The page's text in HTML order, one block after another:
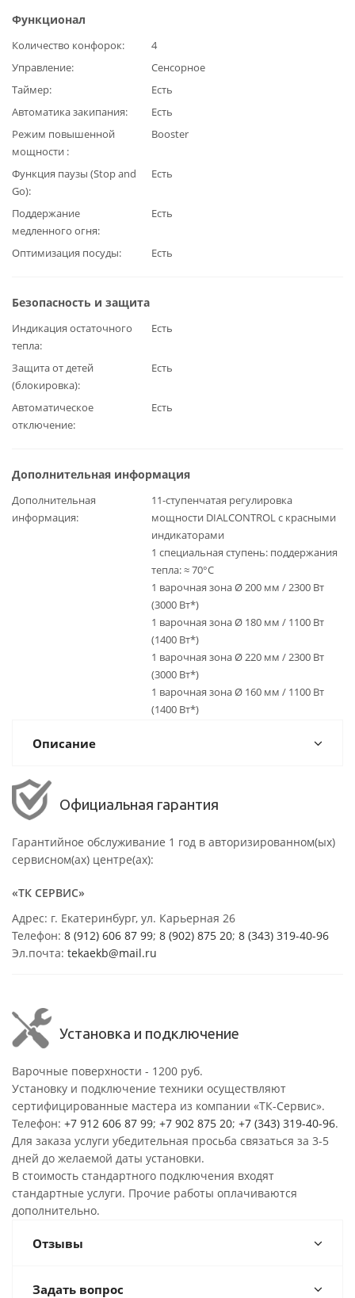
Функционал
Количество конфорок
4
Управление
Сенсорное
Таймер
Есть
Автоматика закипания
Есть
Режим повышенной
мощности
Booster
Функция паузы (Stop and
Go)
Есть
Поддержание
медленного огня
Есть
Оптимизация посуды Есть
Безопасность и защита
Индикация остаточного
тепла
Есть
Защита от детей
(блокировка)
Есть
Автоматическое
отключение
Есть
Дополнительная информация
Дополнительная
информация
11-ступенчатая регулировка
мощности DIALCONTROL с красными
индикаторами
1 специальная ступень: поддержания
тепла: ≈ 70°С
1 варочная зона Ø 200 мм / 2300 Вт
(3000 Вт*)
1 варочная зона Ø 180 мм / 1100 Вт
(1400 Вт*)
1 варочная зона Ø 220 мм / 2300 Вт
(3000 Вт*)
1 варочная зона Ø 160 мм / 1100 Вт
(1400 Вт*)
Описание
Официальная гарантия
Гарантийное обслуживание 1 год в авторизированном(ых)
сервисном(ах) центре(ах):
«ТК СЕРВИС»
Адрес: г. Екатеринбург, ул. Карьерная 26
Телефон: 8 (912) 606 87 99; 8 (902) 875 20; 8 (343) 319-40-96
Эл.почта: tekaekb@mail.ru
Установка и подключение
Варочные поверхности - 1200 руб.
Установку и подключение техники осуществляют
сертифицированные мастера из компании «ТК-Сервис».
Телефон: +7 912 606 87 99; +7 902 875 20; +7 (343) 319-40-96.
Для заказа услуги убедительная просьба связаться за 3-5
дней до желаемой даты установки.
В стоимость стандартного подключения входят
стандартные услуги. Прочие работы оплачиваются
дополнительно.
Отзывы
Задать вопрос